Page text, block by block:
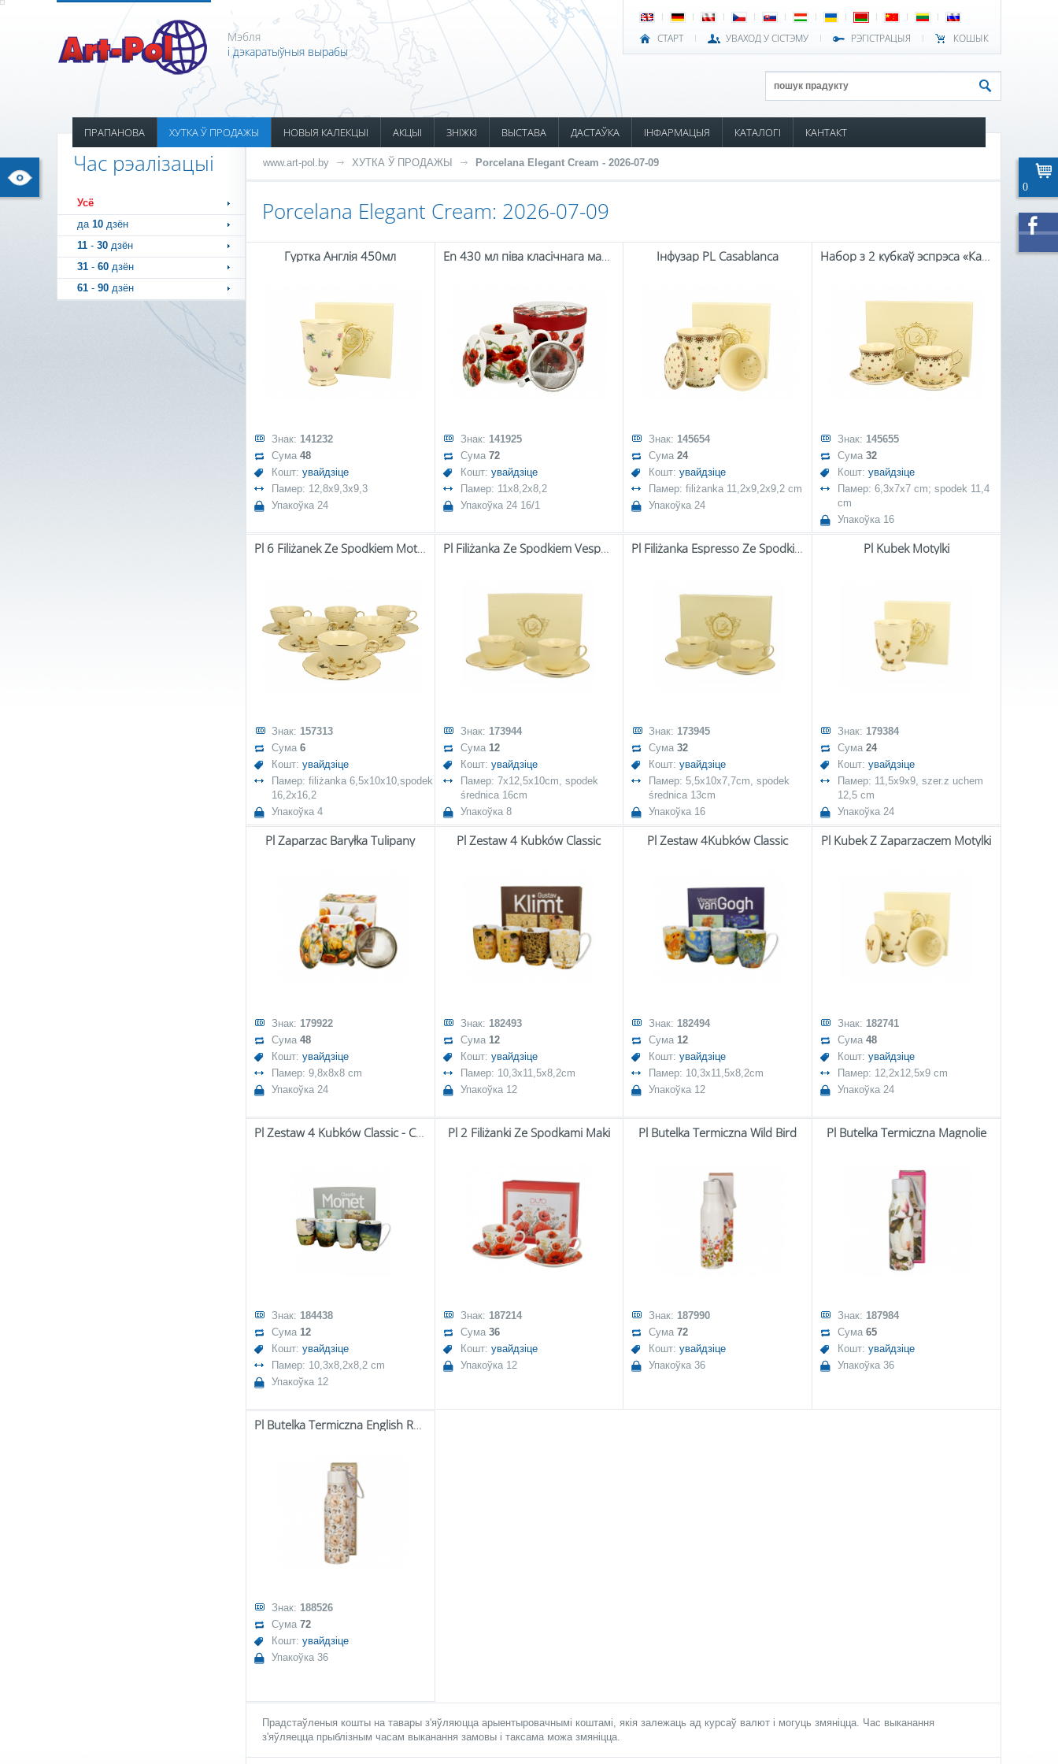
СТАРТ УВАХОД У СІСТЭМУ РЭГІСТРАЦЫЯ КОШЫК
Мэбля
і дэкаратыўныя вырабы
ПРАПАНОВА ХУТКА Ў ПРОДАЖЫ НОВЫЯ КАЛЕКЦЫІ АКЦЫІ ЗНІЖКІ ВЫСТАВА ДАСТАЎКА ІНФАРМАЦЫЯ КАТАЛОГІ КАНТАКТ
Час рэалізацыі
Усё
да 10 дзён
11 - 30 дзён
31 - 60 дзён
61 - 90 дзён
www.art-pol.by ХУТКА Ў ПРОДАЖЫ Porcelana Elegant Cream - 2026-07-09
Porcelana Elegant Cream: 2026-07-09
Гуртка Англія 450мл
Знак: 141232
Сума 48
Кошт: увайдзіце
Памер: 12,8x9,3x9,3
Упакоўка 24
En 430 мл піва класічнага макавага піва
Знак: 141925
Сума 72
Кошт: увайдзіце
Памер: 11x8,2x8,2
Упакоўка 24 16/1
Інфузар PL Casablanca
Знак: 145654
Сума 24
Кошт: увайдзіце
Памер: filiżanka 11,2x9,2x9,2 cm
Упакоўка 24
Набор з 2 кубкаў эспрэса «Касабланка»
Знак: 145655
Сума 32
Кошт: увайдзіце
Памер: 6,3x7x7 cm; spodek 11,4
cm
Упакоўка 16
Pl 6 Filiżanek Ze Spodkiem Motylki
Знак: 157313
Сума 6
Кошт: увайдзіце
Памер: filiżanka 6,5x10x10,spodek
16,2x16,2
Упакоўка 4
Pl Filiżanka Ze Spodkiem Vesper Ecru Kpl. 2 Szt
Знак: 173944
Сума 12
Кошт: увайдзіце
Памер: 7x12,5x10cm, spodek
średnica 16cm
Упакоўка 8
Pl Filiżanka Espresso Ze Spodkiem Vesper Kpl.2 Szt
Знак: 173945
Сума 32
Кошт: увайдзіце
Памер: 5,5x10x7,7cm, spodek
średnica 13cm
Упакоўка 16
Pl Kubek Motylki
Знак: 179384
Сума 24
Кошт: увайдзіце
Памер: 11,5x9x9, szer.z uchem
12,5 cm
Упакоўка 24
Pl Zaparzac Baryłka Tulipany
Знак: 179922
Сума 48
Кошт: увайдзіце
Памер: 9,8x8x8 cm
Упакоўка 24
Pl Zestaw 4 Kubków Classic
Знак: 182493
Сума 12
Кошт: увайдзіце
Памер: 10,3x11,5x8,2cm
Упакоўка 12
Pl Zestaw 4Kubków Classic
Знак: 182494
Сума 12
Кошт: увайдзіце
Памер: 10,3x11,5x8,2cm
Упакоўка 12
Pl Kubek Z Zaparzaczem Motylki
Знак: 182741
Сума 48
Кошт: увайдзіце
Памер: 12,2x12,5x9 cm
Упакоўка 24
Pl Zestaw 4 Kubków Classic - C.monet
Знак: 184438
Сума 12
Кошт: увайдзіце
Памер: 10,3x8,2x8,2 cm
Упакоўка 12
Pl 2 Filiżanki Ze Spodkami Maki
Знак: 187214
Сума 36
Кошт: увайдзіце
Упакоўка 12
Pl Butelka Termiczna Wild Bird
Знак: 187990
Сума 72
Кошт: увайдзіце
Упакоўка 36
Pl Butelka Termiczna Magnolie
Знак: 187984
Сума 65
Кошт: увайдзіце
Упакоўка 36
Pl Butelka Termiczna English Roses White
Знак: 188526
Сума 72
Кошт: увайдзіце
Упакоўка 36
Прадстаўленыя кошты на тавары з'яўляюцца арыентыровачнымі коштамі, якія залежаць ад курсаў валют і могуць змяніцца. Час выканання
з'яўляецца прыблізным часам выканання замовы і таксама можа змяніцца.
0